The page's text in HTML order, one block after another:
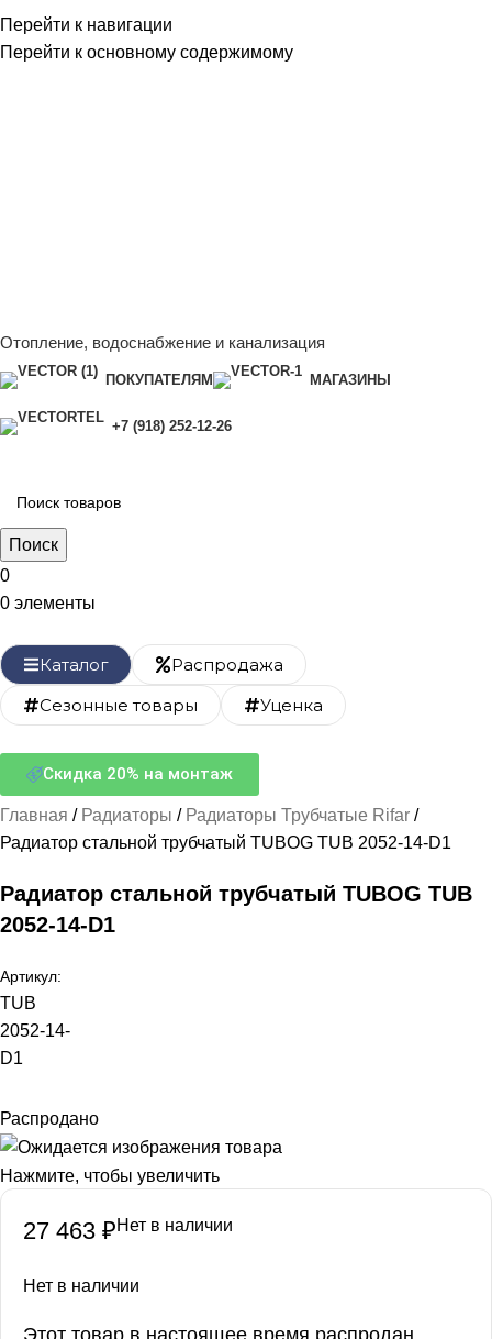
Перейти к навигации
Перейти к основному содержимому
Отопление, водоснабжение и канализация
ПОКУПАТЕЛЯМ МАГАЗИНЫ
+7 (918) 252-12-26
Поиск
0
0 элементы
Каталог
Распродажа
Сезонные товары
Уценка
Скидка 20% на монтаж
Главная Радиаторы
Радиаторы Трубчатые Rifar
Радиатор стальной трубчатый TUBOG TUB 2052-14-D1
Радиатор стальной трубчатый TUBOG TUB
2052-14-D1
Артикул:
TUB
2052-14-
D1
Распродано
Нажмите, чтобы увеличить
27 463 ₽Нет в наличии
Нет в наличии